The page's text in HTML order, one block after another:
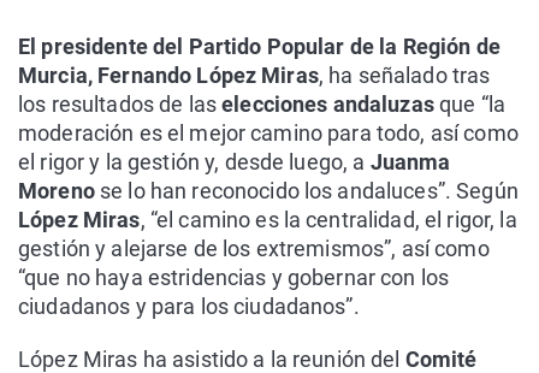
El presidente del Partido Popular de la Región de
Murcia, Fernando López Miras, ha señalado tras
los resultados de laselecciones andaluzasque “la
moderación es el mejor camino para todo, así como
el rigor y la gestión y, desde luego, a Juanma
Moreno se lo han reconocido los andaluces”. Según
López Miras, “el camino es la centralidad, el rigor, la
gestión y alejarse de los extremismos”, así como
“que no haya estridencias y gobernar con los
ciudadanos y para los ciudadanos”.
López Miras ha asistido a la reunión del Comité